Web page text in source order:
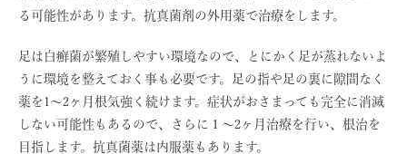
る可能性があります。抗真菌剤の外用薬で治療をします。
足は白癬菌が繁殖しやすい環境なので、とにかく足が蒸れないよ
うに環境を整えておく事も必要です。足の指や足の裏に隙間なく
薬を1〜2ヶ月根気強く続けます。症状がおさまっても完全に消滅
しない可能性もあるので、さらに１〜2ヶ月治療を行い、根治を
目指します。抗真菌薬は内服薬もあります。